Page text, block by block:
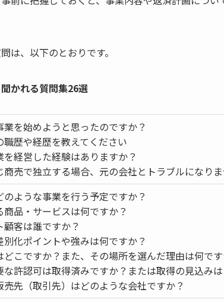
は、以下のとおりです。
かれる質問集26選
業を始めようと思ったのですか？
職歴や経歴を教えてください
を経営した経験はありますか？
商売で独立する場合、元の会社とトラブルになり
のような事業を行う予定ですか？
商品・サービスは何ですか？
顧客は誰ですか？
別化ポイントや強みは何ですか？
どこですか？また、その場所を選んだ理由は何です
な許認可は取得済みですか？または取得の見込み
売先（取引先）はどのような会社ですか？